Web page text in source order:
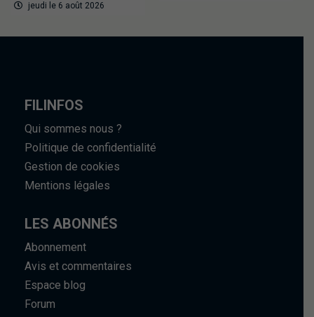
jeudi le 6 août 2026
FILINFOS
Qui sommes nous ?
Politique de confidentialité
Gestion de cookies
Mentions légales
LES ABONNÉS
Abonnement
Avis et commentaires
Espace blog
Forum